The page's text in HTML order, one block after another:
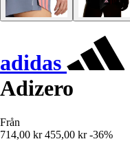
adidas
Adizero
Från
714,00 kr 455,00 kr -36%